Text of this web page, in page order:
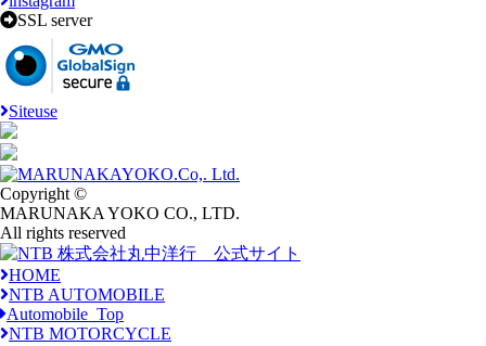
SSL server
Siteuse
Copyright ©
MARUNAKA YOKO CO., LTD.
All rights reserved
HOME
NTB AUTOMOBILE
Automobile_Top
NTB MOTORCYCLE